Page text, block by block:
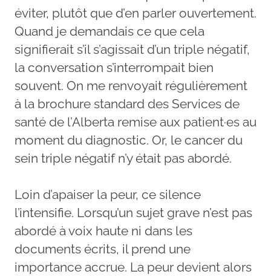
éviter, plutôt que d’en parler ouvertement.
Quand je demandais ce que cela
signifierait s’il s’agissait d’un triple négatif,
la conversation s’interrompait bien
souvent. On me renvoyait régulièrement
à la brochure standard des Services de
santé de l’Alberta remise aux patient·es au
moment du diagnostic. Or, le cancer du
sein triple négatif n’y était pas abordé.
Loin d’apaiser la peur, ce silence
l’intensifie. Lorsqu’un sujet grave n’est pas
abordé à voix haute ni dans les
documents écrits, il prend une
importance accrue. La peur devient alors